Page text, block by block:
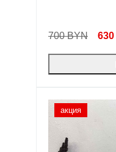
700 BYN 630
акция